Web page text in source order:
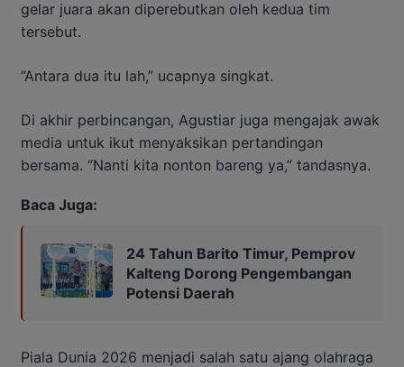
gelar juara akan diperebutkan oleh kedua tim
tersebut.
“Antara dua itu lah,” ucapnya singkat.
Di akhir perbincangan, Agustiar juga mengajak awak
media untuk ikut menyaksikan pertandingan
bersama. “Nanti kita nonton bareng ya,” tandasnya.
Baca Juga:
24 Tahun Barito Timur, Pemprov
Kalteng Dorong Pengembangan
Potensi Daerah
Piala Dunia 2026 menjadi salah satu ajang olahraga